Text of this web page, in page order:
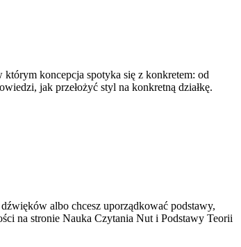
koncepcja spotyka się z konkretem: od
jak przełożyć styl na konkretną działkę.
albo chcesz uporządkować podstawy,
na stronie Nauka Czytania Nut i Podstawy Teorii